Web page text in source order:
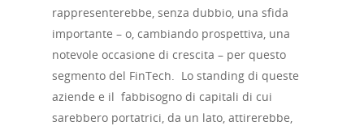
rappresenterebbe, senza dubbio, una sfida
importante – o, cambiando prospettiva, una
notevole occasione di crescita – per questo
segmento del FinTech. Lo standing di queste
aziende e il fabbisogno di capitali di cui
sarebbero portatrici, da un lato, attirerebbe,